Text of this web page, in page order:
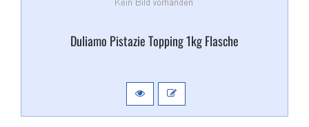
Duliamo Pistazie Topping 1kg Flasche